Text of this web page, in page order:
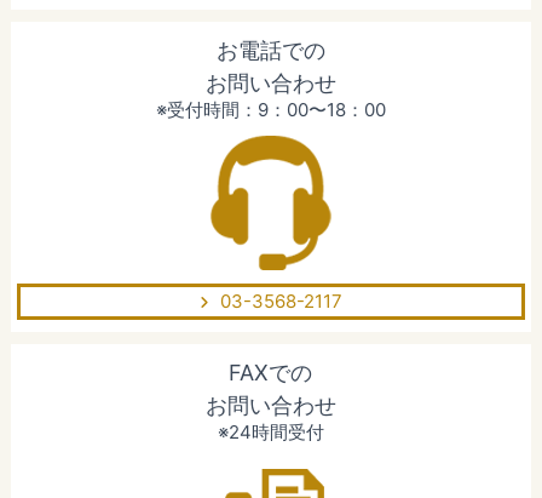
お電話での
お問い合わせ
※受付時間：9：00〜18：00
03-3568-2117
FAXでの
お問い合わせ
※24時間受付